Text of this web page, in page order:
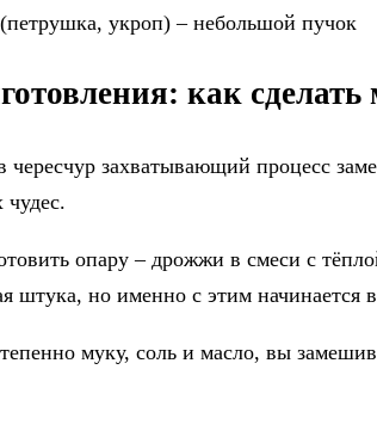
укроп) – небольшой пучок
как сделать
чересчур захватывающий процесс
чудес.
опару – дрожжи в смеси с
штука, но именно с этим начинается
муку, соль и масло, вы